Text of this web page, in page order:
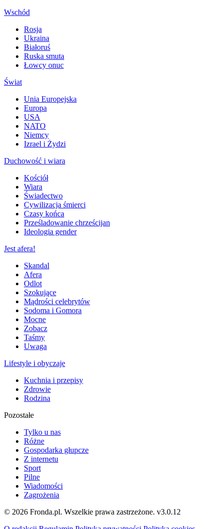
Wschód
Rosja
Ukraina
Białoruś
Ruska smuta
Łowcy onuc
Świat
Unia Europejska
Europa
USA
NATO
Niemcy
Izrael i Żydzi
Duchowość i wiara
Kościół
Wiara
Świadectwo
Cywilizacja śmierci
Czasy końca
Prześladowanie chrześcijan
Ideologia gender
Jest afera!
Skandal
Afera
Odlot
Szokujące
Mądrości celebrytów
Sodoma i Gomora
Mocne
Zobacz
Taśmy
Uwaga
Lifestyle i obyczaje
Kuchnia i przepisy
Zdrowie
Rodzina
Pozostałe
Tylko u nas
Różne
Gospodarka głupcze
Z internetu
Sport
Pilne
Wiadomości
Zagrożenia
© 2026 Fronda.pl. Wszelkie prawa zastrzeżone. v3.0.12